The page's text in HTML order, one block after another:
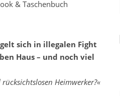
& Taschenbuch
sich in illegalen Fight
Haus – und noch viel
Heimwerker?«